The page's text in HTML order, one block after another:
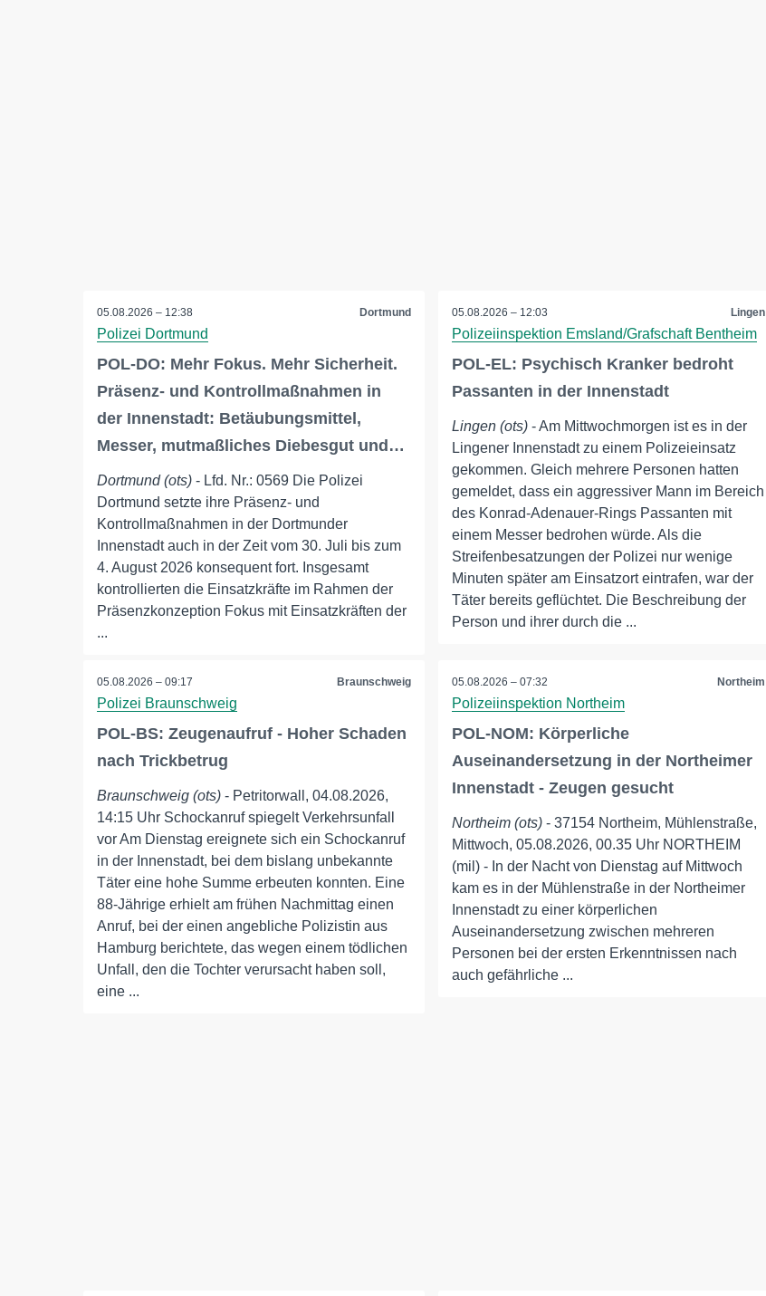
05.08.2026 – 12:38 Dortmund
Polizei Dortmund
POL-DO: Mehr Fokus. Mehr Sicherheit.
Präsenz- und Kontrollmaßnahmen in
der Innenstadt: Betäubungsmittel,
Messer, mutmaßliches Diebesgut und…
Dortmund (ots) - Lfd. Nr.: 0569 Die Polizei
Dortmund setzte ihre Präsenz- und
Kontrollmaßnahmen in der Dortmunder
Innenstadt auch in der Zeit vom 30. Juli bis zum
4. August 2026 konsequent fort. Insgesamt
kontrollierten die Einsatzkräfte im Rahmen der
Präsenzkonzeption Fokus mit Einsatzkräften der
...
05.08.2026 – 12:03 Lingen
Polizeiinspektion Emsland/Grafschaft Bentheim
POL-EL: Psychisch Kranker bedroht
Passanten in der Innenstadt
Lingen (ots)- Am Mittwochmorgen ist es in der
Lingener Innenstadt zu einem Polizeieinsatz
gekommen. Gleich mehrere Personen hatten
gemeldet, dass ein aggressiver Mann im Bereich
des Konrad-Adenauer-Rings Passanten mit
einem Messer bedrohen würde. Als die
Streifenbesatzungen der Polizei nur wenige
Minuten später am Einsatzort eintrafen, war der
Täter bereits geflüchtet. Die Beschreibung der
Person und ihrer durch die ...
05.08.2026 – 09:17 Braunschweig
Polizei Braunschweig
POL-BS: Zeugenaufruf - Hoher Schaden
nach Trickbetrug
Braunschweig (ots) - Petritorwall, 04.08.2026,
14:15 Uhr Schockanruf spiegelt Verkehrsunfall
vor Am Dienstag ereignete sich ein Schockanruf
in der Innenstadt, bei dem bislang unbekannte
Täter eine hohe Summe erbeuten konnten. Eine
88-Jährige erhielt am frühen Nachmittag einen
Anruf, bei der einen angebliche Polizistin aus
Hamburg berichtete, das wegen einem tödlichen
Unfall, den die Tochter verursacht haben soll,
eine ...
05.08.2026 – 07:32 Northeim
Polizeiinspektion Northeim
POL-NOM: Körperliche
Auseinandersetzung in der Northeimer
Innenstadt - Zeugen gesucht
Northeim (ots)- 37154 Northeim, Mühlenstraße,
Mittwoch, 05.08.2026, 00.35 Uhr NORTHEIM
(mil) - In der Nacht von Dienstag auf Mittwoch
kam es in der Mühlenstraße in der Northeimer
Innenstadt zu einer körperlichen
Auseinandersetzung zwischen mehreren
Personen bei der ersten Erkenntnissen nach
auch gefährliche ...